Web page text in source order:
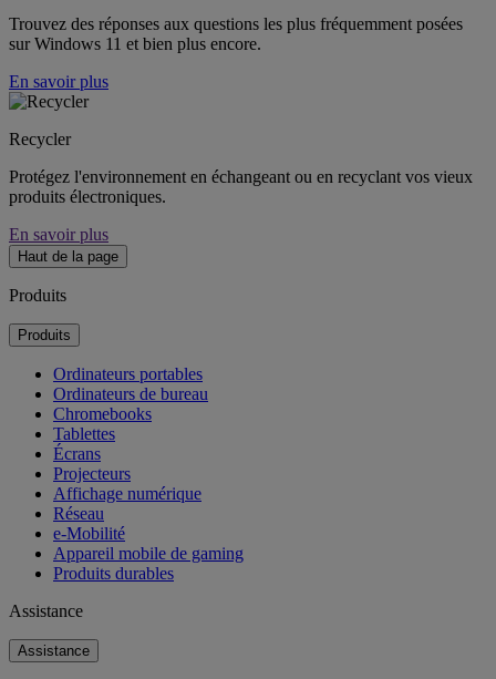
Trouvez des réponses aux questions les plus fréquemment posées
sur Windows 11 et bien plus encore.
En savoir plus
Recycler
Protégez l'environnement en échangeant ou en recyclant vos vieux
produits électroniques.
En savoir plus
Haut de la page
Produits
Produits
Ordinateurs portables
Ordinateurs de bureau
Chromebooks
Tablettes
Écrans
Projecteurs
Affichage numérique
Réseau
e-Mobilité
Appareil mobile de gaming
Produits durables
Assistance
Assistance